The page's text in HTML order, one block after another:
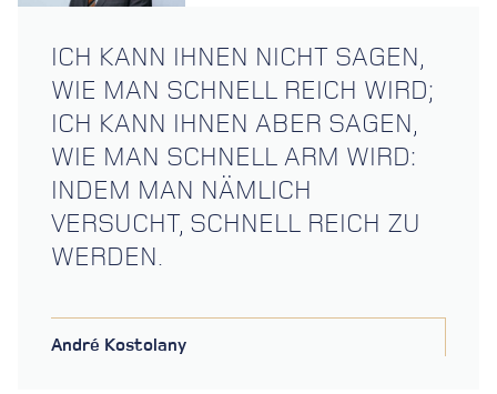
ICH KANN IHNEN NICHT SAGEN,
WIE MAN SCHNELL REICH WIRD;
ICH KANN IHNEN ABER SAGEN,
WIE MAN SCHNELL ARM WIRD:
INDEM MAN NÄMLICH
VERSUCHT, SCHNELL REICH ZU
WERDEN.
André Kostolany